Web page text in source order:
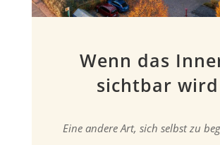
Wenn das
sichtbar wird
Eine andere Art, sich selbst zu